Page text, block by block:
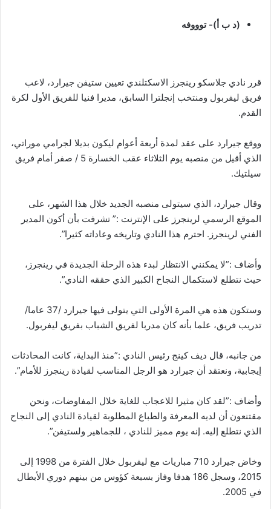
(د ب أ)- توووفه
قرر نادي جلاسكو رينجرز الاسكتلندي تعيين ستيفن جيرارد، لاعب
فريق ليفربول ومنتخب إنجلترا السابق، مديرا فنيا للفريق الأول لكرة
القدم.
ووقع جيرارد على عقد لمدة أربعة أعوام ليكون بديلا لجرامي موراتي،
الذي أقيل من منصبه يوم الثلاثاء عقب الخسارة 5 / صفر أمام فريق
سيلتيك.
وقال جيرارد، الذي سيتولى منصبه الجديد خلال هذا الشهر، على
الموقع الرسمي لرينجرز على الإنترنت :” تشرفت بأن أكون المدير
الفني لرينجرز. احترم هذا النادي وتاريخه وعاداته كثيرا”.
وأضاف :”لا يمكنني الانتظار لبدء هذه الرحلة الجديدة في رينجرز،
حيث نتطلع لاستكمال النجاح الكبير الذي حققه النادي”.
وستكون هذه هي المرة الأولى التي يتولى فيها جيرارد /37 عاما/
تدريب فريق، علما بأنه كان مدربا لفريق الشباب بفريق ليفربول.
من جانبه، قال ديف كينج رئيس النادي :”منذ البداية، كانت المحادثات
إيجابية، ونعتقد أن جيرارد هو الرجل المناسب لقيادة رينجرز للأمام”.
وأضاف :”لقد كان مثيرا للاعجاب للغاية خلال المفاوضات، ونحن
مقتنعون أن لديه المعرفة والطباع المطلوبة لقيادة النادي إلى النجاح
الذي نتطلع إليه. إنه يوم مميز للنادي ، للجماهير ولستيفن”.
وخاض جيرارد 710 مباريات مع ليفربول خلال الفترة من 1998 إلى
2015، وسجل 186 هدفا وفاز بسبعة كؤوس من بينهم دوري الأبطال
في 2005.